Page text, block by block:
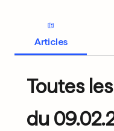
Articles
Toutes
du